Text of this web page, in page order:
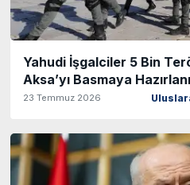
Yahudi İşgalciler 5 Bin
Aksa’yı Basmaya
23 Temmuz 2026